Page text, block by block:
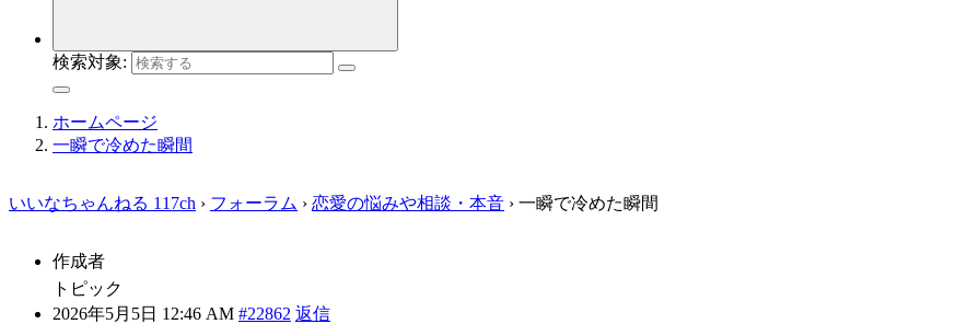
検索対象:
ホームページ
一瞬で冷めた瞬間
いいなちゃんねる 117ch › フォーラム › 恋愛の悩みや相談・本音 › 一瞬で冷めた瞬間
作成者
トピック
2026年5月5日 12:46 AM #22862 返信